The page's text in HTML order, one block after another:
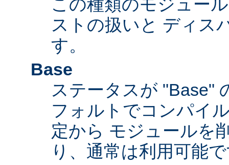
この種類のモジュー
ストの扱いと ディス
す。
Base
ステータスが "Base"
フォルトでコンパイ
定から モジュールを
り、通常は利用可能